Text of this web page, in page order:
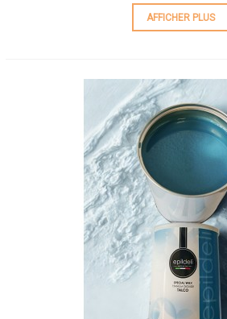
AFFICHER PLUS